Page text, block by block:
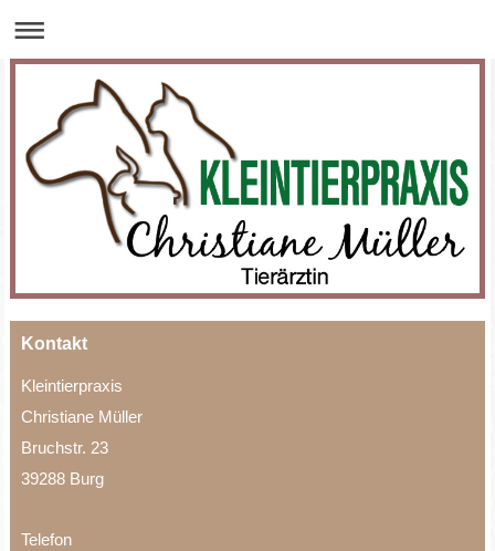
Kontakt
Kleintierpraxis
Christiane Müller
Bruchstr. 23
39288 Burg
Telefon